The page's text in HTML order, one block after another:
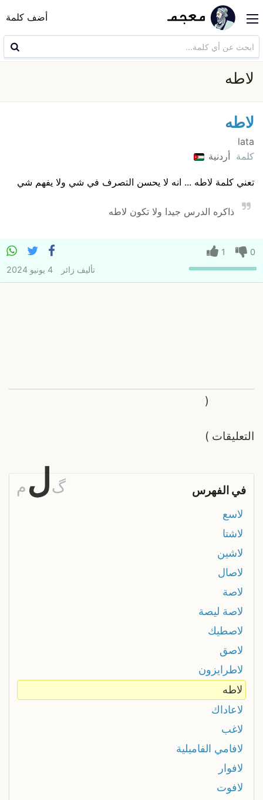
أضف كلمة
لاطه
لاطه
lata
كلمة أردنية
تعني كلمة لاطه ... انه لا يحسن التصرف في شي ولا يفهم شي
ذاكره الدرس جيدا ولا تكون لاطه
0
1
تأليف زائر 4 يونيو 2024
التعليقات
(
)
في الفهرس گل م
لاسع
لاشتا
لاشين
لاصال
لاصة
لاصة ليصة
لاصطيك
لاصق
لاطرايزون
لاطه
لاعاداك
لاغب
لافامي الفاميلية
لافوار
لافوت